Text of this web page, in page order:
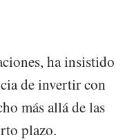
ha insistido
de invertir con
más allá de las
plazo.